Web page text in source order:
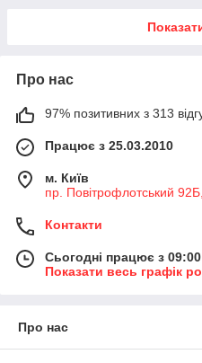
Про нас
97% позитивних з 313
Працює з 25.03.2010
м. Київ
пр. Повітрофлотський
Контакти
Сьогодні працює з
Показати весь графік
Про нас